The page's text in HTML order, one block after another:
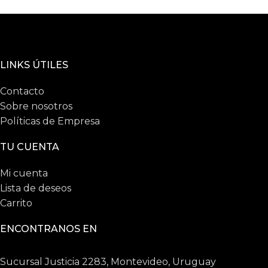
LINKS ÚTILES
Contacto
Sobre nosotros
Políticas de Empresa
TU CUENTA
Mi cuenta
Lista de deseos
Carrito
ENCONTRANOS EN
Sucursal Justicia 2283, Montevideo, Uruguay